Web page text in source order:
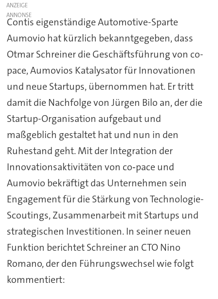
ANZEIGE
Contis eigenständige Automotive-Sparte
Aumovio hat kürzlich bekanntgegeben, dass
Otmar Schreiner die Geschäftsführung von co-
pace, Aumovios Katalysator für Innovationen
und neue Startups, übernommen hat. Er tritt
damit die Nachfolge von Jürgen Bilo an, der die
Startup-Organisation aufgebaut und
maßgeblich gestaltet hat und nun in den
Ruhestand geht. Mit der Integration der
Innovationsaktivitäten von co‑pace und
Aumovio bekräftigt das Unternehmen sein
Engagement für die Stärkung von Technologie-
Scoutings, Zusammenarbeit mit Startups und
strategischen Investitionen. In seiner neuen
Funktion berichtet Schreiner an CTO Nino
Romano, der den Führungswechsel wie folgt
kommentiert: